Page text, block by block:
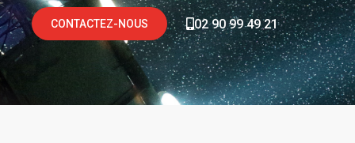
CONTACTEZ-NOUS 02 90 99 49 21